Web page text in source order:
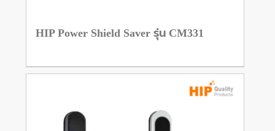
HIP Power Shield Saver รุ่น CM331